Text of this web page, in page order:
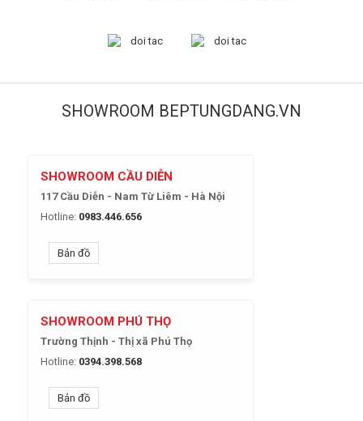
SHOWROOM BEPTUNGDANG.VN
SHOWROOM CẦU DIỄN
117 Cầu Diễn - Nam Từ Liêm - Hà Nội
Hotline: 0983.446.656
Bản đồ
SHOWROOM PHÚ THỌ
Trường Thịnh - Thị xã Phú Thọ
Hotline: 0394.398.568
Bản đồ